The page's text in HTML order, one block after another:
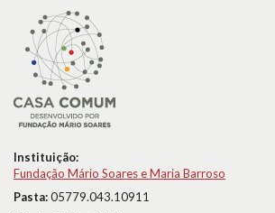
Instituição:
Fundação Mário Soares e Maria Barroso
Pasta:05779.043.10911